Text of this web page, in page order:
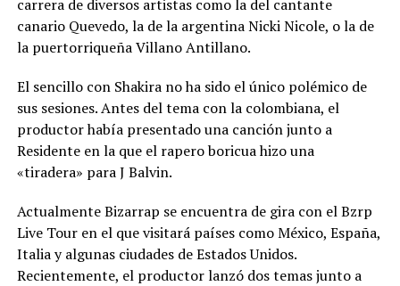
carrera de diversos artistas como la del cantante
canario Quevedo, la de la argentina Nicki Nicole, o la de
la puertorriqueña Villano Antillano.
El sencillo con Shakira no ha sido el único polémico de
sus sesiones. Antes del tema con la colombiana, el
productor había presentado una canción junto a
Residente en la que el rapero boricua hizo una
«tiradera» para J Balvin.
Actualmente Bizarrap se encuentra de gira con el Bzrp
Live Tour en el que visitará países como México, España,
Italia y algunas ciudades de Estados Unidos.
Recientemente, el productor lanzó dos temas junto a